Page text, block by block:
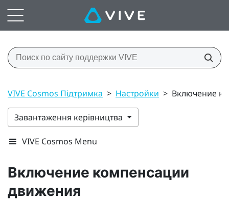
VIVE Cosmos Підтримка > Настройки > Включение
Завантаження керівництва
VIVE Cosmos Menu
Включение компенсации
движения